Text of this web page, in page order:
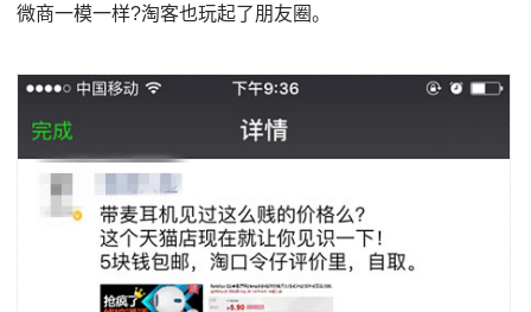
微商一模一样?淘客也玩起了朋友圈。